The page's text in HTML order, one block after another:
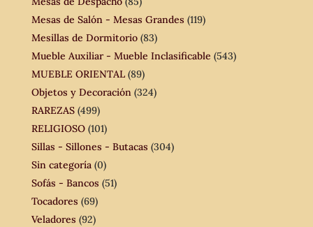
Mesas de Salón - Mesas Grandes (119)
Mesillas de Dormitorio (83)
Mueble Auxiliar - Mueble Inclasificable (543)
MUEBLE ORIENTAL (89)
Objetos y Decoración (324)
RAREZAS (499)
RELIGIOSO (101)
Sillas - Sillones - Butacas (304)
Sin categoría (0)
Sofás - Bancos (51)
Tocadores (69)
Veladores (92)